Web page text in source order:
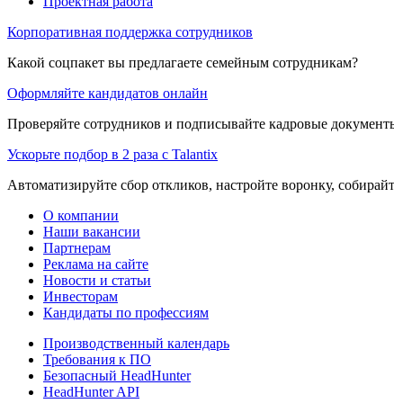
Корпоративная поддержка сотрудников
Какой соцпакет вы предлагаете семейным сотрудникам?
Оформляйте кандидатов онлайн
Проверяйте сотрудников и подписывайте кадровые
Ускорьте подбор в 2 раза с Talantix
Автоматизируйте сбор откликов, настройте воронку,
О компании
Наши вакансии
Партнерам
Реклама на сайте
Новости и статьи
Инвесторам
Кандидаты по профессиям
Производственный календарь
Требования к ПО
Безопасный HeadHunter
HeadHunter API